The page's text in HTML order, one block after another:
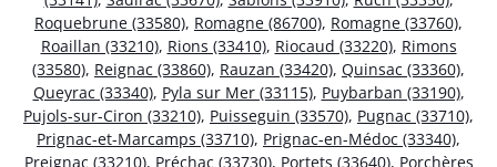
Roquebrune (33580), Romagne (86700), Romagne (33760),
Roaillan (33210), Rions (33410), Riocaud (33220), Rimons
(33580), Reignac (33860), Rauzan (33420), Quinsac (33360),
Queyrac (33340), Pyla sur Mer (33115), Puybarban (33190),
Pujols-sur-Ciron (33210), Puisseguin (33570), Pugnac (33710),
Prignac-et-Marcamps (33710), Prignac-en-Médoc (33340),
Preignac (33210), Préchac (33730), Portets (33640), Porchères